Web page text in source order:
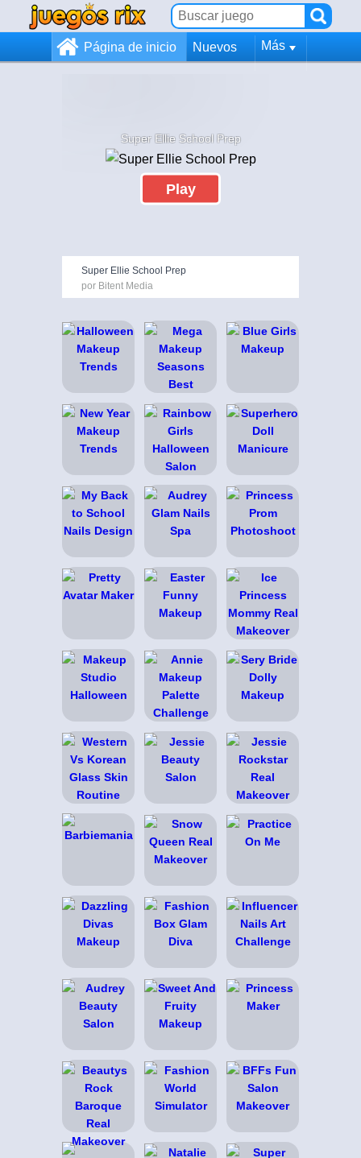
Página de inicio Nuevos Más
Super Ellie School Prep
Play
Super Ellie School Prep
por Bitent Media